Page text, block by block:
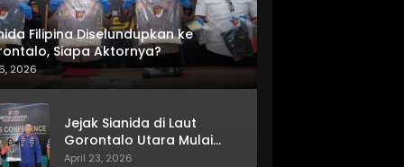
Filipina Diselundupkan ke
Siapa Aktornya?
2026
Jejak Sianida di Laut
Gorontalo Utara Mulai
Terkuak
April 23, 2026